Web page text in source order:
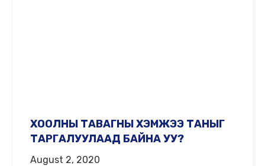
ХООЛНЫ ТАВАГНЫ ХЭМЖЭЭ ТАНЫГ
ТАРГАЛУУЛААД БАЙНА УУ?
August 2, 2020